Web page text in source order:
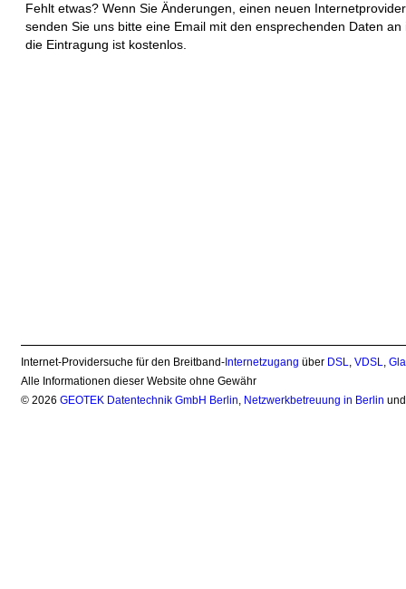
Fehlt etwas? Wenn Sie Änderungen, einen neuen
senden Sie uns bitte eine Email mit den ensprechenden Daten an
die Eintragung ist kostenlos.
Internet-Providersuche für den Breitband- Internetzugang über DSL,VDSL,
Alle Informationen dieser Website ohne Gewähr
© 2026GEOTEK Datentechnik GmbH Berlin, Netzwerkbetreuung in Berlin